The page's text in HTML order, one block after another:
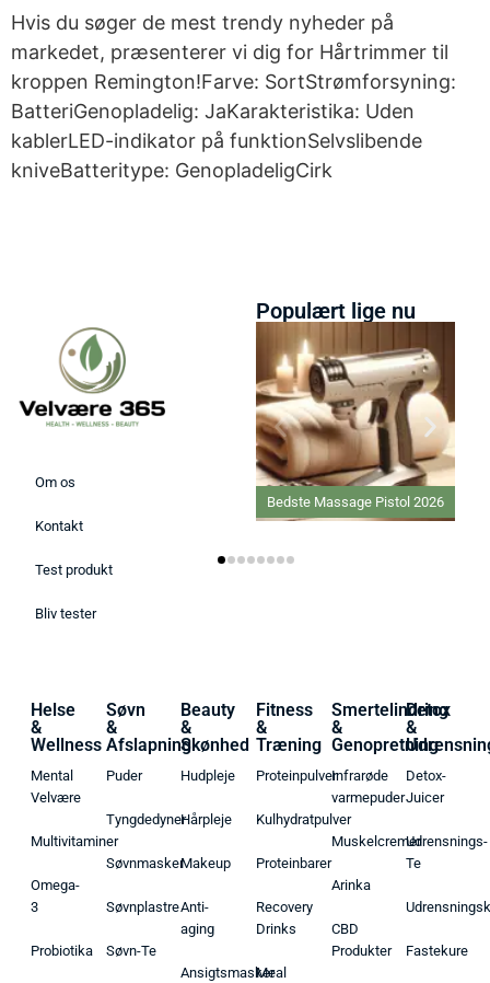
Hvis du søger de mest trendy nyheder på
markedet, præsenterer vi dig for Hårtrimmer til
kroppen Remington!Farve: SortStrømforsyning:
BatteriGenopladelig: JaKarakteristika: Uden
kablerLED-indikator på funktionSelvslibende
kniveBatteritype: GenopladeligCirk
Om os
Kontakt
Test produkt
Bliv tester
Populært lige nu
Bedste Massage Pistol 2026
Helse
&
Wellness
Mental
Velvære
Multivitaminer
Omega-
3
Probiotika
Søvn
&
Afslapning
Puder
Tyngdedyner
Søvnmasker
Søvnplastre
Søvn-Te
Beauty
&
Skønhed
Hudpleje
Hårpleje
Makeup
Anti-
aging
Ansigtsmasker
Fitness
&
Træning
Proteinpulver
Kulhydratpulver
Proteinbarer
Recovery
Drinks
Meal
Smertelindring
&
Genopretning
Infrarøde
varmepuder
Muskelcremer
Arinka
CBD
Produkter
Detox
&
Detox-
Juicer
Udrensnings-
Te
Fastekure